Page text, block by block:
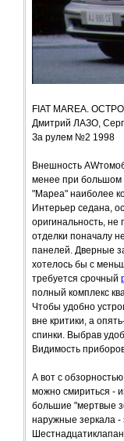
FIAT MAREA.
Дмитрий ЛАЗО,
За рулем №2 1998
Внешность
менее при большом
"Мареа" наиболее
Интерьер седана,
оригинальность, не
отделки поначалу
панелей. Дверные
хотелось бы с
требуется срочный
полный комплекс
Чтобы удобно
вне критики, а
спинки. Выбрав
Видимость
А вот с
можно смириться -
большие "мертвые
наружные зеркала -